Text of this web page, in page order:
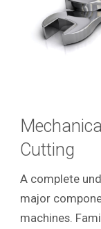
Cutting
A complete
major
machines.